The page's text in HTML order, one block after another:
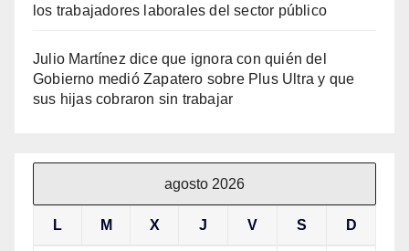
los trabajadores laborales del sector público
Julio Martínez dice que ignora con quién del
Gobierno medió Zapatero sobre Plus Ultra y que
sus hijas cobraron sin trabajar
agosto 2026
L M X J V S D